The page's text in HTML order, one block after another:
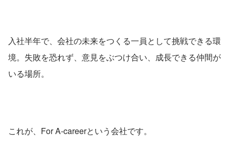
入社半年で、会社の未来をつくる一員として挑戦できる環
境。失敗を恐れず、意見をぶつけ合い、成長できる仲間が
いる場所。
これが、For A-careerという会社です。